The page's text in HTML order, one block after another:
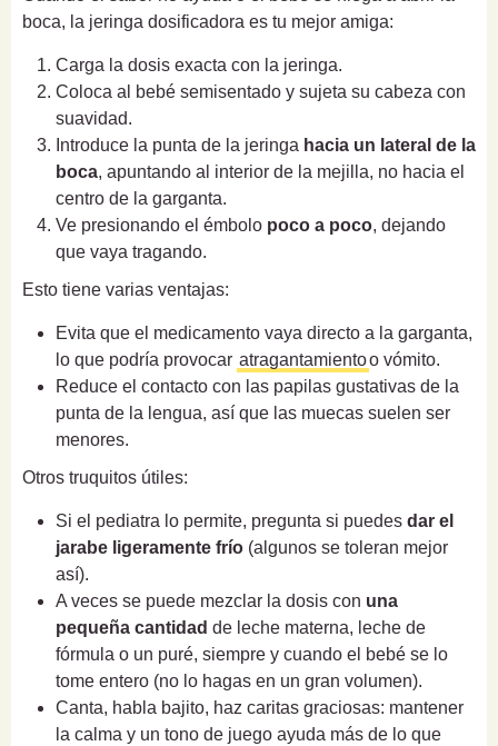
boca, la jeringa dosificadora es tu mejor amiga:
Carga la dosis exacta con la jeringa.
Coloca al bebé semisentado y sujeta su cabeza con
suavidad.
Introduce la punta de la jeringa hacia un lateral de la
boca, apuntando al interior de la mejilla, no hacia el
centro de la garganta.
Ve presionando el émbolo poco a poco, dejando
que vaya tragando.
Esto tiene varias ventajas:
Evita que el medicamento vaya directo a la garganta,
lo que podría provocar atragantamientoo vómito.
Reduce el contacto con las papilas gustativas de la
punta de la lengua, así que las muecas suelen ser
menores.
Otros truquitos útiles:
Si el pediatra lo permite, pregunta si puedes dar el
jarabe ligeramente frío (algunos se toleran mejor
así).
A veces se puede mezclar la dosis con una
pequeña cantidad de leche materna, leche de
fórmula o un puré, siempre y cuando el bebé se lo
tome entero (no lo hagas en un gran volumen).
Canta, habla bajito, haz caritas graciosas: mantener
la calma y un tono de juego ayuda más de lo que